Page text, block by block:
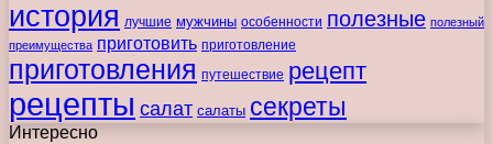
история лучшие мужчины особенности полезные полезный
преимущества приготовить приготовление
приготовления путешествие рецепт
рецепты салат салаты секреты
Интересно